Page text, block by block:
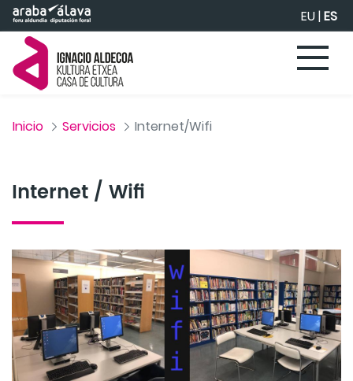
Saltar al contenido principal EU|ES
Inicio Servicios Internet/Wifi
Internet / Wifi